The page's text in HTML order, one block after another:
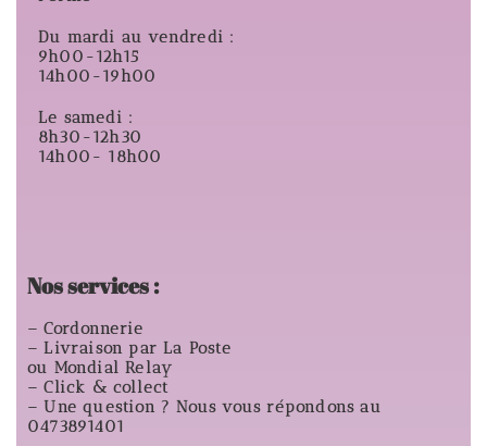
Du mardi au vendredi :
9h00-12h15
14h00-19h00
Le samedi :
8h30-12h30
14h00- 18h00
Nos services :
– Cordonnerie
– Livraison par La Poste
ou Mondial Relay
– Click & collect
– Une question ? Nous vous répondons au
0473891401